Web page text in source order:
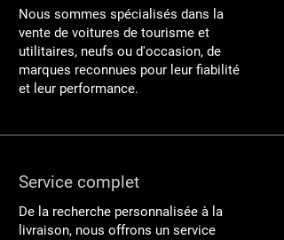
Nous sommes spécialisés dans la
vente de voitures de tourisme et
utilitaires, neufs ou d'occasion, de
marques reconnues pour leur fiabilité
et leur performance.
Service complet
De la recherche personnalisée à la
livraison, nous offrons un service